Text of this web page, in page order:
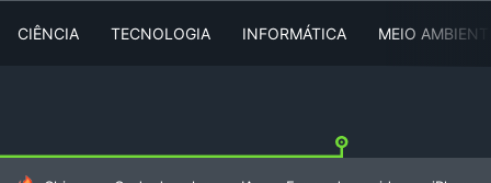
CIÊNCIA TECNOLOGIA INFORMÁTICA MEIO